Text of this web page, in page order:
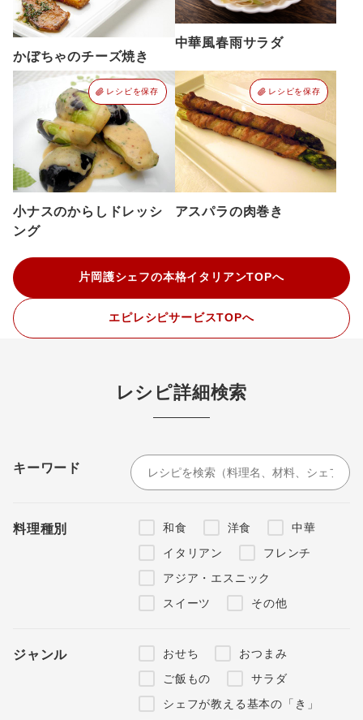
かぼちゃのチーズ焼き
中華風春雨サラダ
レシピを保存
小ナスのからしドレッシ
ング
レシピを保存
アスパラの肉巻き
片岡護シェフの本格イタリアンTOPへ
エピレシピサービスTOPへ
レシピ詳細検索
キーワード
料理種別 和食 洋食
中華
イタリアン
フレンチ
アジア・エスニック
スイーツ
その他
ジャンル おせち
おつまみ
ご飯もの
サラダ
シェフが教える基本の「き」